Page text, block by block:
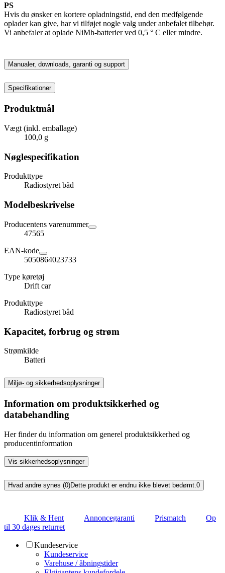
PS
Hvis du ønsker en kortere opladningstid, end den medfølgende
oplader kan give, har vi tilføjet nogle valg under anbefalet tilbehør.
Vi anbefaler at oplade NiMh-batterier ved 0,5 ° C eller mindre.
Manualer, downloads, garanti og support
Specifikationer
Produktmål
Vægt (inkl. emballage)
100,0 g
Nøglespecifikation
Produkttype
Radiostyret båd
Modelbeskrivelse
Producentens varenummer
47565
EAN-kode
5050864023733
Type køretøj
Drift car
Produkttype
Radiostyret båd
Kapacitet, forbrug og strøm
Strømkilde
Batteri
Miljø- og sikkerhedsoplysninger
Information om produktsikkerhed og
databehandling
Her finder du information om generel produktsikkerhed og
producentinformation
Vis sikkerhedsoplysninger
Hvad andre synes (0)Dette produkt er endnu ikke blevet bedømt. 0
Klik & Hent Annoncegaranti Prismatch
Op
til 30 dages returret
Kundeservice
Kundeservice
Varehuse / åbningstider